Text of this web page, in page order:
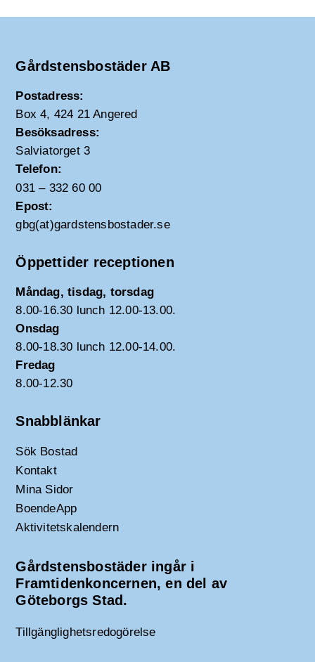
Gårdstensbostäder AB
Postadress:
Box 4, 424 21 Angered
Besöksadress:
Salviatorget 3
Telefon:
031 – 332 60 00
Epost:
gbg(at)gardstensbostader.se
Öppettider receptionen
Måndag, tisdag, torsdag
8.00-16.30 lunch 12.00-13.00.
Onsdag
8.00-18.30 lunch 12.00-14.00.
Fredag
8.00-12.30
Snabblänkar
Sök Bostad
Kontakt
Mina Sidor
BoendeApp
Aktivitetskalendern
Gårdstensbostäder ingår i
Framtidenkoncernen, en del av
Göteborgs Stad.
Tillgänglighetsredogörelse